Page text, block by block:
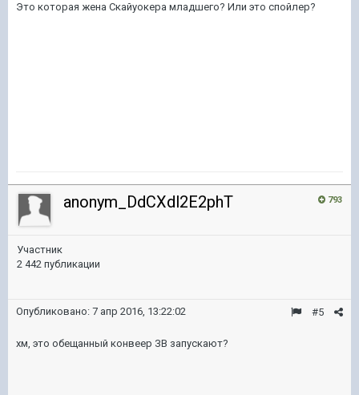
Это которая жена Скайуокера младшего? Или это спойлер?
793
anonym_DdCXdl2E2phT
Участник
2 442 публикации
#5
Опубликовано: 7 апр 2016, 13:22:02
хм, это обещанный конвеер ЗВ запускают?